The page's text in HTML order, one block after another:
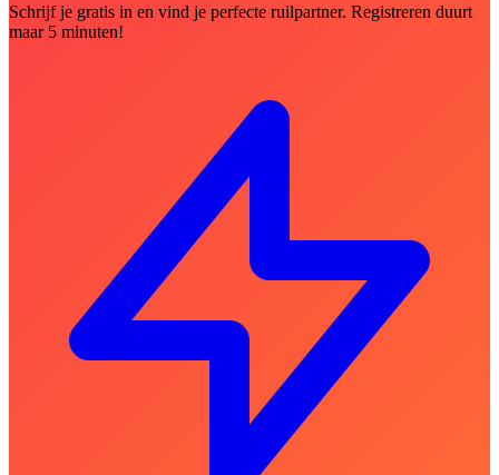
Schrijf je gratis in en vind je perfecte ruilpartner. Registreren duurt
maar 5 minuten!